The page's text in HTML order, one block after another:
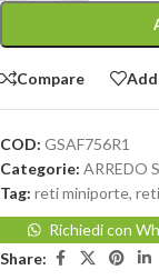
Compare
COD: GSAF756R1
Categorie: ARREDO
Tag: reti miniporte,
Richiedi con
Share: